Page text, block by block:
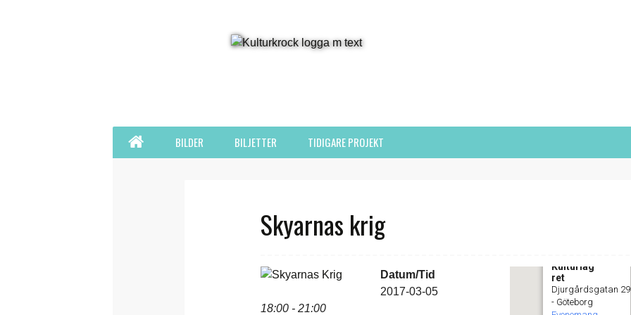
Hoppa
HEM BILDER BILJETTER TIDIGARE PROJEKT
Skyarnas krig
Kulturlag
ret
Djurgårdsgatan 29
- Göteborg
Datum/Tid
2017-03-05
18:00 - 21:00